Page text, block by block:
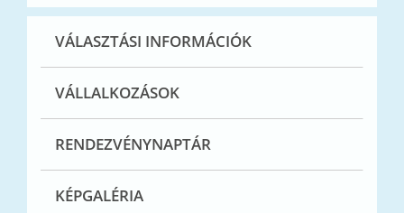
VÁLASZTÁSI INFORMÁCIÓK
VÁLLALKOZÁSOK
RENDEZVÉNYNAPTÁR
KÉPGALÉRIA